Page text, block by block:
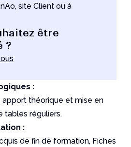
site Client ou à
être
?
:
théorique et mise en
tables réguliers.
:
de fin de formation, Fiches